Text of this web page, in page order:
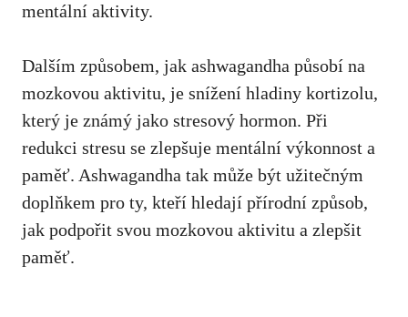
mentální aktivity.
Dalším způsobem, jak ashwagandha působí na
mozkovou aktivitu, je snížení hladiny kortizolu,
který je známý jako stresový hormon. Při
redukci stresu se zlepšuje mentální výkonnost a
paměť. Ashwagandha tak může být užitečným
doplňkem pro ty, kteří hledají přírodní způsob,
jak podpořit svou mozkovou aktivitu a zlepšit
paměť.